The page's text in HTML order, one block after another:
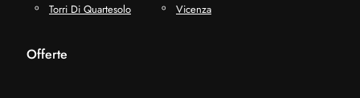
Torri Di Quartesolo Vicenza
Offerte